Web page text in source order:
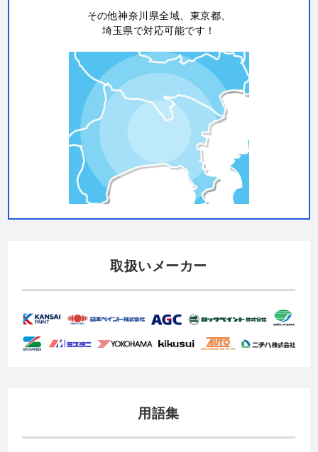
その他神奈川県全域、東京都、
埼玉県で対応可能です！
取扱いメーカー
用語集